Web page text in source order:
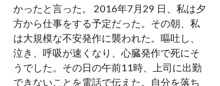
かったと言った。 2016年7月29 日、私は夕
方から仕事をする予定だった。その朝、私
は大規模な不安発作に襲われた。嘔吐し、
泣き、呼吸が速くなり、心臓発作で死にそ
うでした。その日の午前11時、上司に出勤
できないことを電話で伝えた。自分を落ち